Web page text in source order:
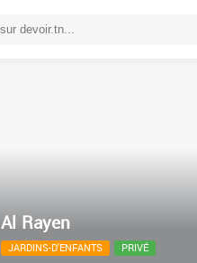
Al Rayen
JARDINS-D'ENFANTS PRIVÉ